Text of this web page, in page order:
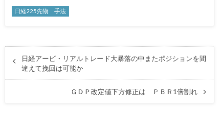
日経225先物 手法
日経アービ・リアルトレード大暴落の中またポジションを間
違えて挽回は可能か
ＧＤＰ改定値下方修正は ＰＢＲ1倍割れ